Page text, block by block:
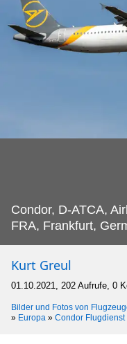
Condor, D-ATCA,
FRA, Frankfurt,
Kurt Greul
01.10.2021, 202 Aufrufe, 0
Bilder und Fotos von
» Europa » Condor Flugdienst